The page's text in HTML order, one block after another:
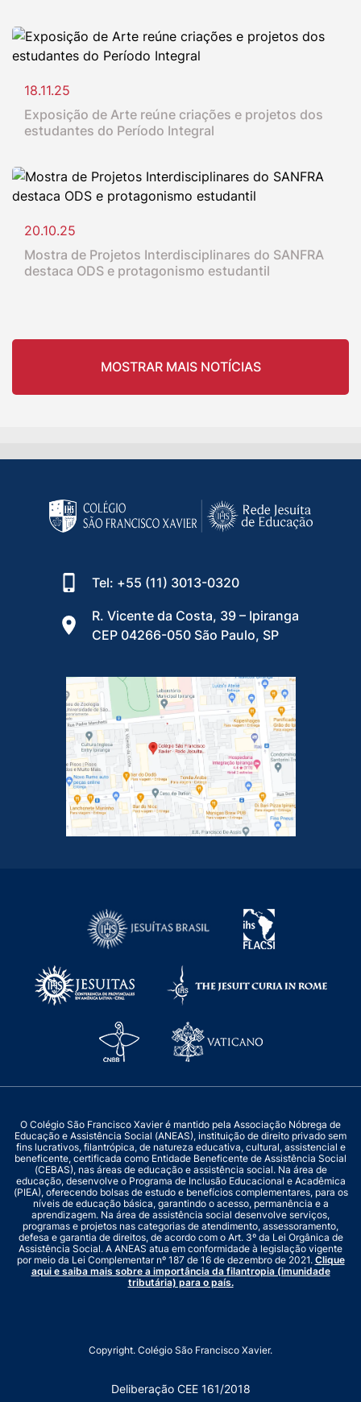
18.11.25
Exposição de Arte reúne criações e projetos dos
estudantes do Período Integral
20.10.25
Mostra de Projetos Interdisciplinares do SANFRA
destaca ODS e protagonismo estudantil
MOSTRAR MAIS NOTÍCIAS
Tel: +55 (11) 3013-0320
R. Vicente da Costa, 39 – Ipiranga
CEP 04266-050 São Paulo, SP
O Colégio São Francisco Xavier é mantido pela Associação Nóbrega de
Educação e Assistência Social (ANEAS), instituição de direito privado sem
fins lucrativos, filantrópica, de natureza educativa, cultural, assistencial e
beneficente, certificada como Entidade Beneficente de Assistência Social
(CEBAS), nas áreas de educação e assistência social. Na área de
educação, desenvolve o Programa de Inclusão Educacional e Acadêmica
(PIEA), oferecendo bolsas de estudo e benefícios complementares, para os
níveis de educação básica, garantindo o acesso, permanência e a
aprendizagem. Na área de assistência social desenvolve serviços,
programas e projetos nas categorias de atendimento, assessoramento,
defesa e garantia de direitos, de acordo com o Art. 3º da Lei Orgânica de
Assistência Social. A ANEAS atua em conformidade à legislação vigente
por meio da Lei Complementar nº 187 de 16 de dezembro de 2021. Clique
aqui e saiba mais sobre a importância da filantropia (imunidade
tributária) para o país.
Copyright. Colégio São Francisco Xavier.
Deliberação CEE 161/2018